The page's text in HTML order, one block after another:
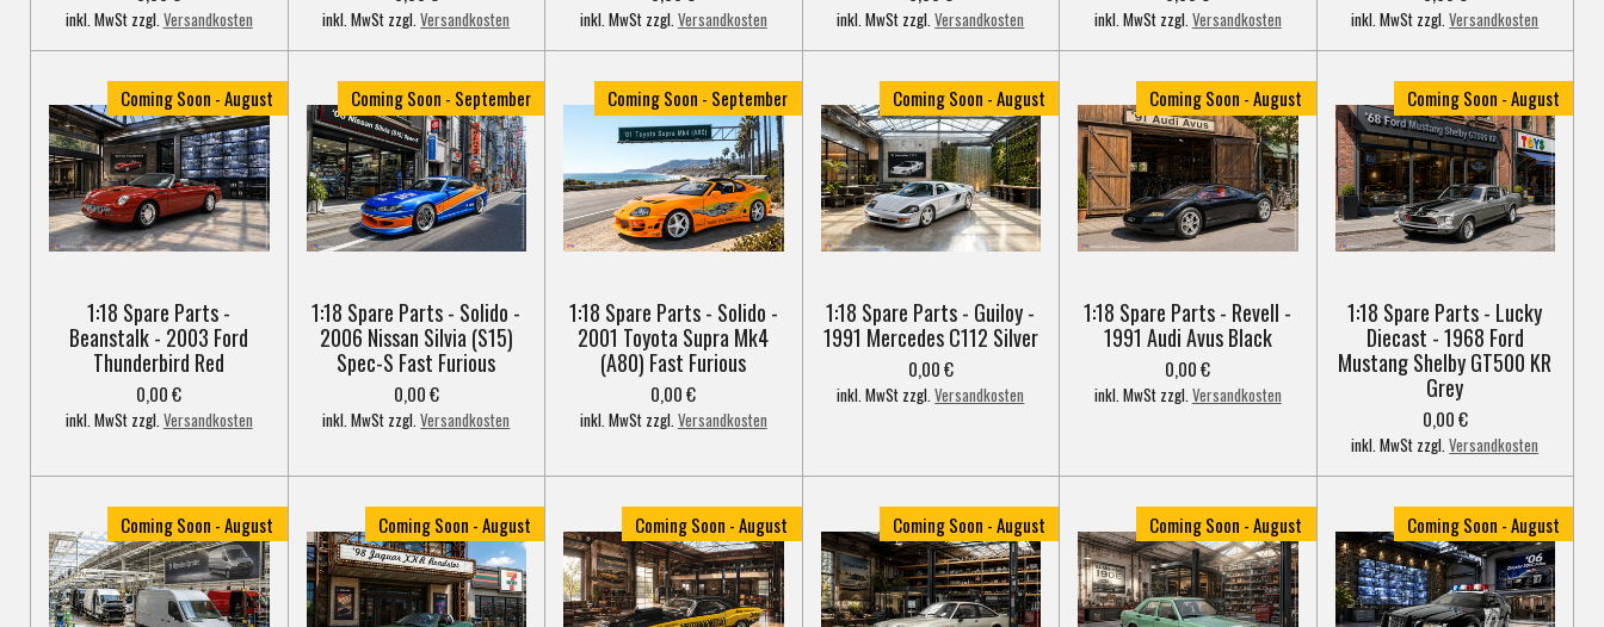
inkl. MwSt zzgl. Versandkosten inkl. MwSt zzgl.Versandkosten inkl. MwSt zzgl. Versandkosten inkl. MwSt zzgl.Versandkosten inkl. MwSt zzgl. Versandkosten inkl. MwSt zzgl.Versandkosten
Coming Soon - August
1:18 Spare Parts -
Beanstalk - 2003 Ford
Thunderbird Red
0,00 €
inkl. MwSt zzgl.Versandkosten
Coming Soon - September
1:18 Spare Parts - Solido -
2006 Nissan Silvia (S15)
Spec-S Fast Furious
0,00 €
inkl. MwSt zzgl.Versandkosten
Coming Soon - September
1:18 Spare Parts - Solido -
2001 Toyota Supra Mk4
(A80) Fast Furious
0,00 €
inkl. MwSt zzgl.Versandkosten
Coming Soon - August
1:18 Spare Parts - Guiloy -
1991 Mercedes C112 Silver
0,00 €
inkl. MwSt zzgl.Versandkosten
Coming Soon - August
1:18 Spare Parts - Revell -
1991 Audi Avus Black
0,00 €
inkl. MwSt zzgl.Versandkosten
Coming Soon - August
1:18 Spare Parts - Lucky
Diecast - 1968 Ford
Mustang Shelby GT500 KR
Grey
0,00 €
inkl. MwSt zzgl.Versandkosten
Coming Soon - August Coming Soon - August Coming Soon - August Coming Soon - August Coming Soon - August Coming Soon - August